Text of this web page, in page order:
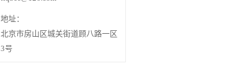
地址：
北京市房山区城关街道顾八路一区
3号